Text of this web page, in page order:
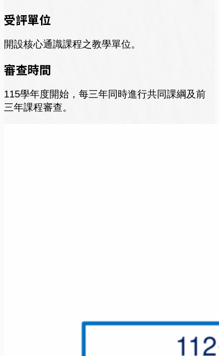
受評單位
開設核心通識課程之教學單位。
審查時間
115學年度開始，每三年同時進行共同課綱及前
三年課程審查。